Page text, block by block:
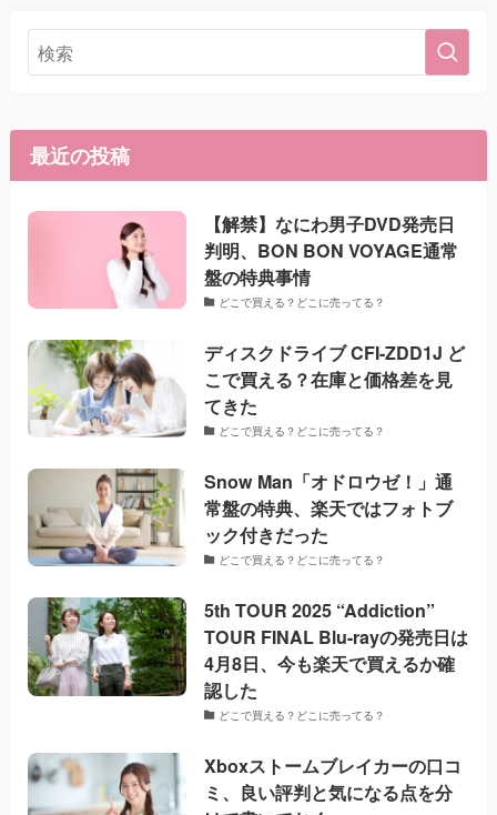
最近の投稿
【解禁】なにわ男子DVD発売日
判明、BON BON VOYAGE通常
盤の特典事情
どこで買える？どこに売ってる？
ディスクドライブ CFI-ZDD1J ど
こで買える？在庫と価格差を見
てきた
どこで買える？どこに売ってる？
Snow Man「オドロウゼ！」通
常盤の特典、楽天ではフォトブ
ック付きだった
どこで買える？どこに売ってる？
5th TOUR 2025 “Addiction”
TOUR FINAL Blu-rayの発売日は
4月8日、今も楽天で買えるか確
認した
どこで買える？どこに売ってる？
Xboxストームブレイカーの口コ
ミ、良い評判と気になる点を分